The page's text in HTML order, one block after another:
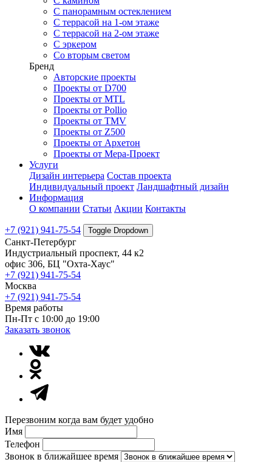
С панорамным остеклением
С террасой на 1-ом этаже
С террасой на 2-ом этаже
С эркером
Со вторым светом
Бренд
Авторские проекты
Проекты от D700
Проекты от MTL
Проекты от Pollio
Проекты от TMV
Проекты от Z500
Проекты от Архетон
Проекты от Мера-Проект
Услуги
Дизайн интерьера Состав проекта
Индивидуальный проект Ландшафтный дизайн
Информация
О компании Статьи Акции Контакты
+7 (921) 941-75-54 Toggle Dropdown
Санкт-Петербург
Индустриальный проспект, 44 к2
офис 306, БЦ "Охта-Хаус"
+7 (921) 941-75-54
Москва
+7 (921) 941-75-54
Время работы
Пн-Пт с 10:00 до 19:00
Заказать звонок
Перезвоним когда вам будет удобно
Имя
Телефон
Звонок в ближайшее время